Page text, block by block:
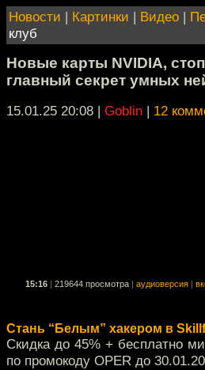
Новости | Картинки | Видео |
клуб
Новые карты NVIDIA,
главный секрет умных
15.01.25 20:08 | Goblin | 12
15:16 219644 просмотра аудиоверсия
Стань “Белым” хакером в
Скидка до 45% + бесплатно
по промокоду OPER до